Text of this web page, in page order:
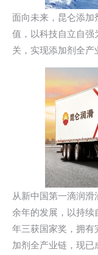
面向未来，昆仑添加
值，以科技自立自
关，实现添加剂全产
从新中国第一滴润
余年的发展，以持续
年三获国家奖，拥
加剂全产业链，现已